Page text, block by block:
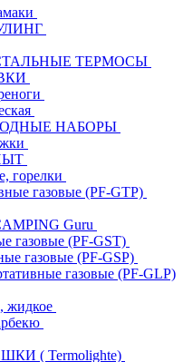
ТЕРМОСЫ
НАБОРЫ
горелки
газовые (PF-GTP)
Guru
газовые (PF-GST)
газовые (PF-GSP)
газовые (PF-GLP)
жидкое
( Termolighte)